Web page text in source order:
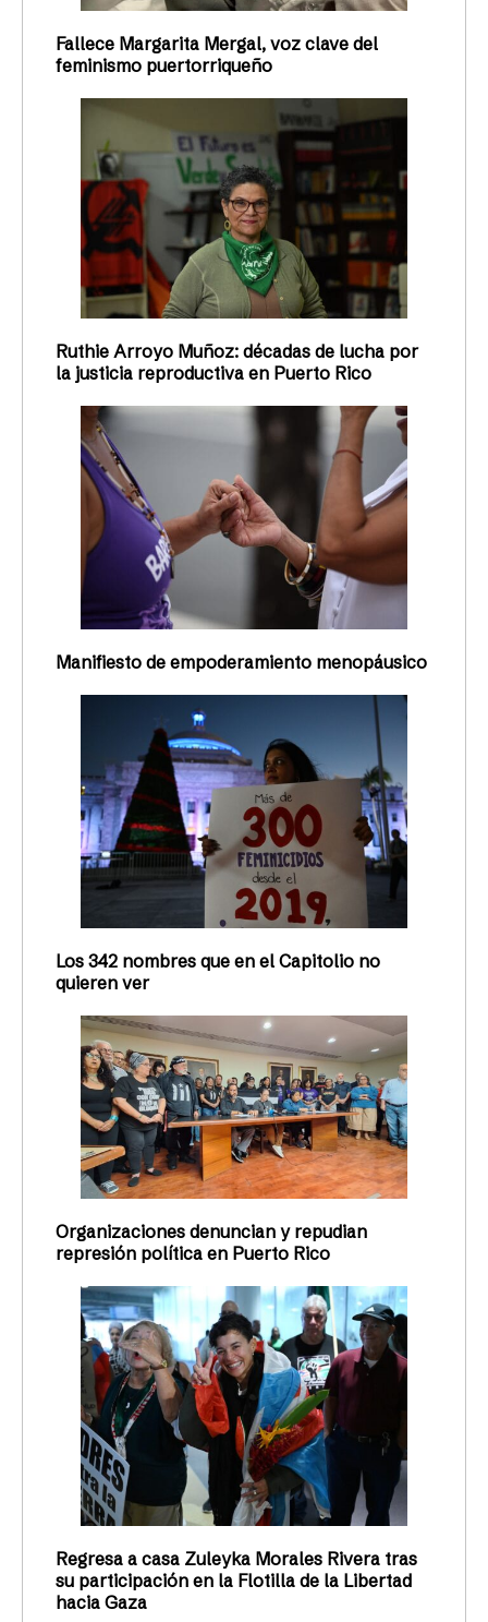
Fallece Margarita Mergal, voz clave del
feminismo puertorriqueño
Ruthie Arroyo Muñoz: décadas de lucha por
la justicia reproductiva en Puerto Rico
Manifiesto de empoderamiento menopáusico
Los 342 nombres que en el Capitolio no
quieren ver
Organizaciones denuncian y repudian
represión política en Puerto Rico
Regresa a casa Zuleyka Morales Rivera tras
su participación en la Flotilla de la Libertad
hacia Gaza